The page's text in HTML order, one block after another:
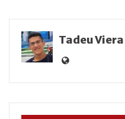
Tadeu Viera